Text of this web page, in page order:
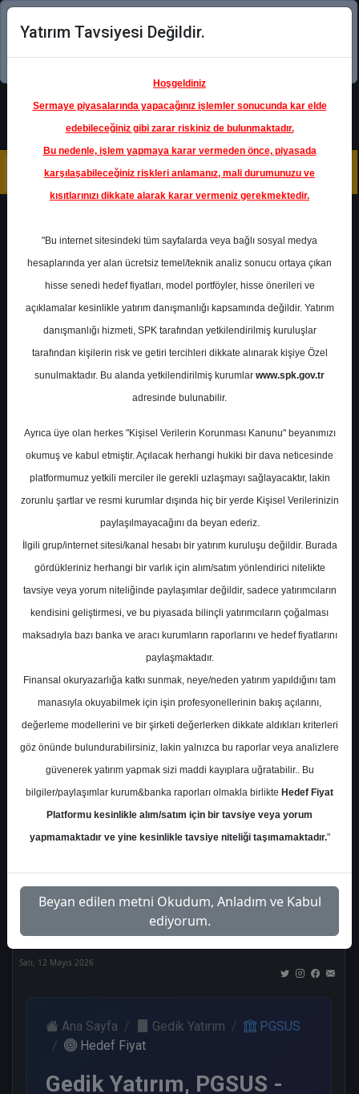
Şimdi uygulamayı indirin!
PGSUS- PEGASUS HAVA
TAŞIMACILIĞI A.Ş.
Hedef Fiyat 230.00 ₺
Getiri
%0.00
0
Get.
0
Salı, 12 Mayıs 2026
En Yüksek Tahmin 364,70 ₺
Ortalama Fiyat Tahmini 259,86 ₺
Ortalama Getiri Potansiyeli %71.75
Kurum Sayısı
18
Al
9
Tut
2
End.
Get.
2
Endeks
Get.
2
Tavsiye
2
Salı, 12 Mayıs 2026
Ana Sayfa Gedik Yatırım
PGSUS
Hedef Fiyat
Gedik Yatırım, PGSUS -
Yatırım Tavsiyesi Değildir.
Hoşgeldiniz
Sermaye piyasalarında yapacağınız işlemler sonucunda kar elde
edebileceğiniz gibi zarar riskiniz de bulunmaktadır.
Bu nedenle, işlem yapmaya karar vermeden önce, piyasada
karşılaşabileceğiniz riskleri anlamanız, mali durumunuzu ve
kısıtlarınızı dikkate alarak karar vermeniz gerekmektedir.
"Bu internet sitesindeki tüm sayfalarda veya bağlı sosyal medya
hesaplarında yer alan ücretsiz temel/teknik analiz sonucu ortaya çıkan
hisse senedi hedef fiyatları, model portföyler, hisse önerileri ve
açıklamalar kesinlikle yatırım danışmanlığı kapsamında değildir. Yatırım
danışmanlığı hizmeti, SPK tarafından yetkilendirilmiş kuruluşlar
tarafından kişilerin risk ve getiri tercihleri dikkate alınarak kişiye Özel
sunulmaktadır. Bu alanda yetkilendirilmiş kurumlar www.spk.gov.tr
adresinde bulunabilir.
Ayrıca üye olan herkes "Kişisel Verilerin Korunması Kanunu" beyanımızı
okumuş ve kabul etmiştir. Açılacak herhangi hukiki bir dava neticesinde
platformumuz yetkili merciler ile gerekli uzlaşmayı sağlayacaktır, lakin
zorunlu şartlar ve resmi kurumlar dışında hiç bir yerde Kişisel Verilerinizin
paylaşılmayacağını da beyan ederiz.
İlgili grup/internet sitesi/kanal hesabı bir yatırım kuruluşu değildir. Burada
gördükleriniz herhangi bir varlık için alım/satım yönlendirici nitelikte
tavsiye veya yorum niteliğinde paylaşımlar değildir, sadece yatırımcıların
kendisini geliştirmesi, ve bu piyasada bilinçli yatırımcıların çoğalması
maksadıyla bazı banka ve aracı kurumların raporlarını ve hedef fiyatlarını
paylaşmaktadır.
Finansal okuryazarlığa katkı sunmak, neye/neden yatırım yapıldığını tam
manasıyla okuyabilmek için işin profesyonellerinin bakış açılarını,
değerleme modellerini ve bir şirketi değerlerken dikkate aldıkları kriterleri
göz önünde bulundurabilirsiniz, lakin yalnızca bu raporlar veya analizlere
güvenerek yatırım yapmak sizi maddi kayıplara uğratabilir.. Bu
bilgiler/paylaşımlar kurum&banka raporları olmakla birlikte Hedef Fiyat
Platformu kesinlikle alım/satım için bir tavsiye veya yorum
yapmamaktadır ve yine kesinlikle tavsiye niteliği taşımamaktadır."
Beyan edilen metni Okudum, Anladım ve Kabul
ediyorum.